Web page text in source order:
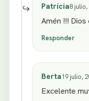
Patrícia8
Amén !!! Dios
Responder
Berta19 julio,
Excelente